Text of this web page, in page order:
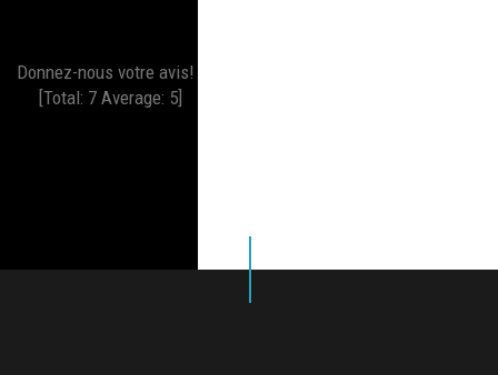
Donnez-nous votre avis!
[Total: 7 Average: 5]